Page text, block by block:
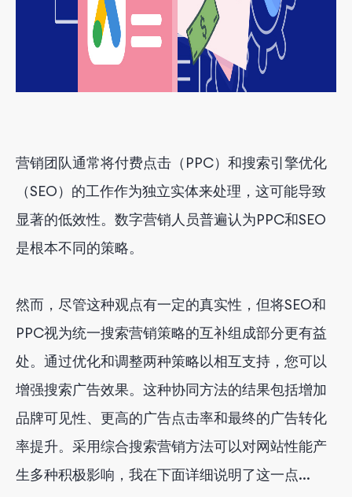
营销团队通常将付费点击（PPC）和搜索引擎优化
（SEO）的工作作为独立实体来处理，这可能导致
显著的低效性。数字营销人员普遍认为PPC和SEO
是根本不同的策略。
然而，尽管这种观点有一定的真实性，但将SEO和
PPC视为统一搜索营销策略的互补组成部分更有益
处。通过优化和调整两种策略以相互支持，您可以
增强搜索广告效果。这种协同方法的结果包括增加
品牌可见性、更高的广告点击率和最终的广告转化
率提升。采用综合搜索营销方法可以对网站性能产
生多种积极影响，我在下面详细说明了这一点...